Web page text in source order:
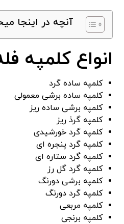
آنچه در اینجا
انواع کلمپه
کلمپه ساده گرد
کلمپه ساده برشی معمولی
کلمپه برشی ساده ریز
کلمپه گرذ ریز
کلمپه گرد خورشیدی
کلمپه گرد پنجره ای
کلمپه گرد ستاره ای
کلمپه گرد گل رز
کلمپه برشی دورنگ
کلمپه گرد دورنگ
کلمپه مربعی
کلمپه برنجی